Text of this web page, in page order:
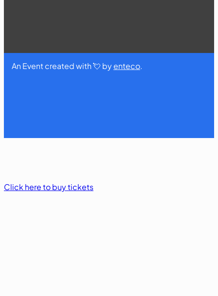
An Event created with 💘 byenteco.
Click here to buy tickets